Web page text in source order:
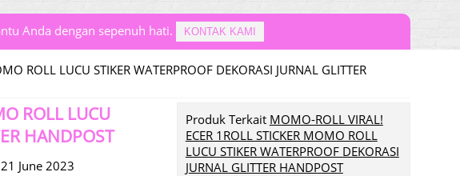
Anda dengan sepenuh hati. KONTAK KAMI
ROLL LUCU STIKER WATERPROOF DEKORASI JURNAL GLITTER
ROLL LUCU
HANDPOST
June 2023
Produk Terkait MOMO-ROLL VIRAL!
ECER 1ROLL STICKER MOMO ROLL
LUCU STIKER WATERPROOF DEKORASI
JURNAL GLITTER HANDPOST